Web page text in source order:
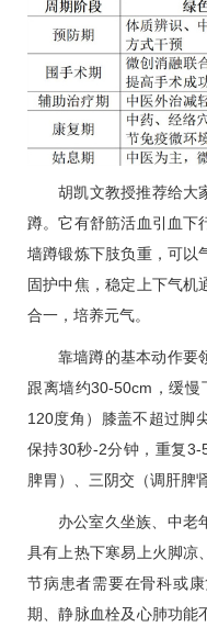
胡凯文教授推荐给
蹲。它有舒筋活血引血下
墙蹲锻炼下肢负重，可以
固护中焦，稳定上下气机
合一，培养元气。
靠墙蹲的基本动作要
跟离墙约30-50cm，缓
120度角）膝盖不超过脚
保持30秒-2分钟，重复3-
脾胃）、三阴交（调肝脾
办公室久坐族、中老
具有上热下寒易上火脚凉
节病患者需要在骨科或
期、静脉血栓及心肺功能